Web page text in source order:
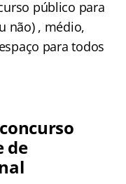
público para
não) , médio,
para todos
de